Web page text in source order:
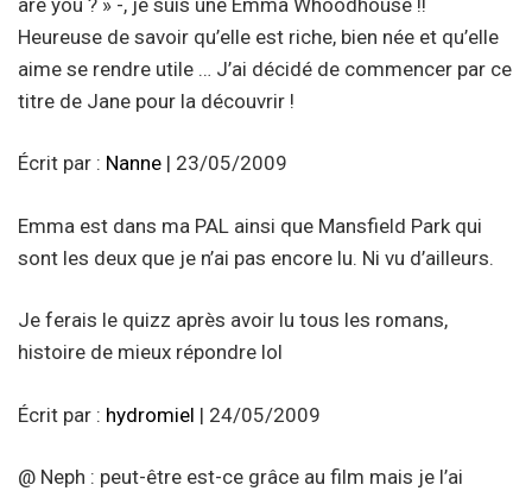
Heureuse de savoir qu’elle est riche, bien née et qu’elle
aime se rendre utile … J’ai décidé de commencer par ce
titre de Jane pour la découvrir !
Écrit par : Nanne | 23/05/2009
Emma est dans ma PAL ainsi que Mansfield Park qui
sont les deux que je n’ai pas encore lu. Ni vu d’ailleurs.
Je ferais le quizz après avoir lu tous les romans,
histoire de mieux répondre lol
Écrit par : hydromiel | 24/05/2009
@ Neph : peut-être est-ce grâce au film mais je l’ai